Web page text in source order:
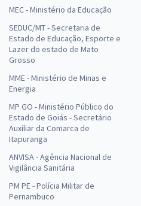
MEC - Ministério da Educação
SEDUC/MT - Secretaria de
Estado de Educação, Esporte e
Lazer do estado de Mato
Grosso
MME - Ministério de Minas e
Energia
MP GO - Ministério Público do
Estado de Goiás - Secretário
Auxiliar da Comarca de
Itapuranga
ANVISA - Agência Nacional de
Vigilância Sanitária
PM PE - Polícia Militar de
Pernambuco